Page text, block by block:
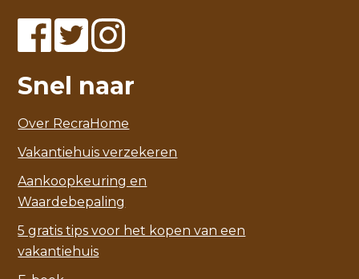
Snel naar
Over RecraHome
Vakantiehuis verzekeren
Aankoopkeuring en
Waardebepaling
5 gratis tips voor het kopen van een
vakantiehuis